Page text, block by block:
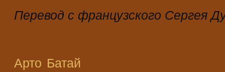
Перевод с французского Сергея
Арто Батай